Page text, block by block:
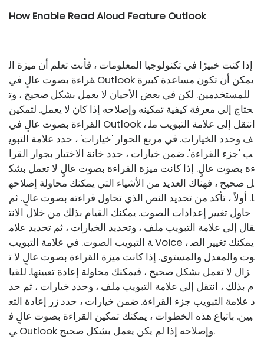
How Enable Read Aloud Feature Outlook
إذا كنت خبيرًا في تكنولوجيا المعلومات ، فأنت تعلم أن ميزة ال
قراءة بصوت عالٍ في Outlook يمكن أن تكون مساعدة كبيرة
للمستخدمين. لكن في بعض الأحيان لا يعمل بشكل صحيح ، وت
حتاج إلى معرفة كيفية تمكينه وإصلاحه إذا كان لا يعمل. لتمكين
القراءة بصوت عالٍ في Outlook ، انتقل إلى علامة التبويب مل
ف وحدد الخيارات. في مربع الحوار 'خيارات' ، حدد علامة التبوي
ب 'جزء القراءة'. ضمن خيارات ، حدد خانة الاختيار بجوار القرا
ءة بصوت عالٍ. إذا كانت ميزة القراءة بصوت عالٍ لا تعمل بشك
ل صحيح ، فهناك العديد من الأشياء التي يمكنك محاولة إصلاحه
ا. أولاً ، تأكد من تحديد النص الذي تحاول قراءته بصوت عالٍ. ثم
حاول تغيير إعدادات الصوت. يمكنك القيام بذلك من خلال الانت
قال إلى علامة التبويب ملف ، وتحديد الخيارات ، ثم تحديد علام
ة التبويب الصوت. في علامة التبويب Voice ، يمكنك تغيير الص
وت والمعدل والمستوى. إذا كانت ميزة القراءة بصوت عالٍ لا ت
زال لا تعمل بشكل صحيح ، فيمكنك محاولة إعادة تعيينها. للقيا
م بذلك ، انتقل إلى علامة التبويب ملف ، وحدد خيارات ، ثم حد
د علامة التبويب جزء القراءة. ضمن خيارات ، حدد زر إعادة التع
يين. باتباع هذه الخطوات ، يمكنك تمكين القراءة بصوت عالٍ ف
ي Outlook وإصلاحه إذا لم يكن يعمل بشكل صحيح.